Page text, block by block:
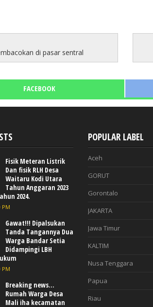
di pasar sentral
FACEBOOK
Fisik Meteran Listrik
Dan fisik RLH Desa
Waitaru Kodi Utara
Tahun Anggaran 2023
2024.
PM
Gawat!!! Dipalsukan
Tanda Tangannya Dua
Warga Bandar Setia
Didampingi LBH
PM
Breaking news...
Rumah Warga Desa
Mali iha kecamatan
POPULAR LABEL
Aceh
GORUT
Gorontalo
JAKARTA
Jawa Timur
KALTIM
Nusa Tenggara
Papua
Riau